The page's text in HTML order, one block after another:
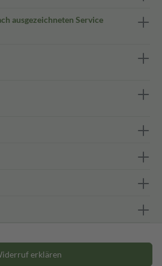
ausgezeichneten Service
erklären